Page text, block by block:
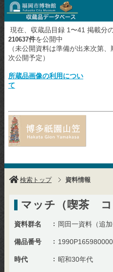
現在、収蔵品目録 1〜41 掲載分
210637件を公開中
（未公開資料は準備が出来次第、
次公開予定）
所蔵品画像の利用につい
て
検索トップ 資料情報
マッチ（喫茶 コ
資料群名 岡田一資料（追加
備品番号 1990P165980000
時代 昭和30年代